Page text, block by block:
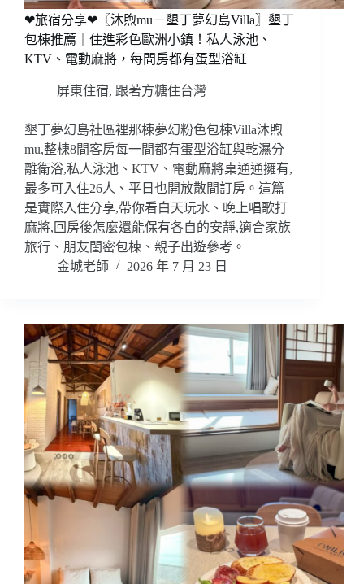
❤旅宿分享❤〖沐煦mu－墾丁夢幻島Villa〗墾丁
包棟推薦｜住進彩色歐洲小鎮！私人泳池、
KTV、電動麻將，每間房都有蛋型浴缸
屏東住宿, 跟著方糖住台灣
墾丁夢幻島社區裡那棟夢幻粉色包棟Villa沐煦
mu,整棟8間客房每一間都有蛋型浴缸與乾濕分
離衛浴,私人泳池、KTV、電動麻將桌通通擁有,
最多可入住26人、平日也開放散間訂房。這篇
是實際入住分享,帶你看白天玩水、晚上唱歌打
麻將,回房後怎麼還能保有各自的安靜,適合家族
旅行、朋友閨密包棟、親子出遊參考。
金城老師
2026 年 7 月 23 日